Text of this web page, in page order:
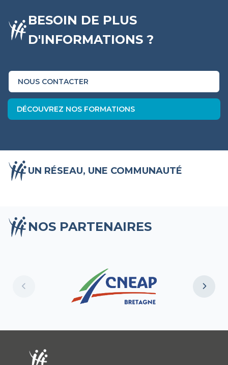
BESOIN DE PLUS
D'INFORMATIONS ?
NOUS CONTACTER
DÉCOUVREZ NOS FORMATIONS
UN RÉSEAU, UNE COMMUNAUTÉ
NOS PARTENAIRES